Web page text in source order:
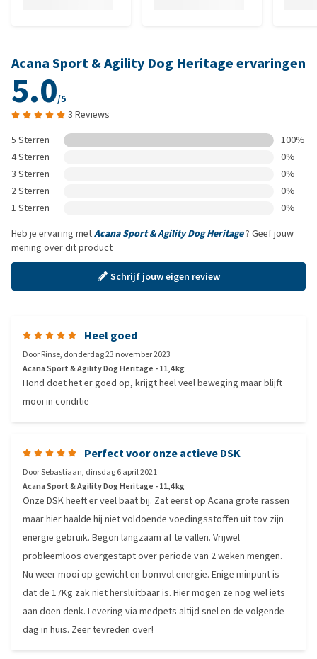
Acana Sport & Agility Dog Heritage ervaringen
5.0/5
3 Reviews
5 Sterren
100%
4 Sterren
0%
3 Sterren
0%
2 Sterren
0%
1 Sterren
0%
Heb je ervaring metAcana Sport & Agility Dog Heritage? Geef jouw
mening over dit product
Schrijf jouw eigen review
Heel goed
DoorRinse, donderdag 23 november 2023
Acana Sport & Agility Dog Heritage - 11,4 kg
Hond doet het er goed op, krijgt heel veel beweging maar blijft
mooi in conditie
Perfect voor onze actieve DSK
DoorSebastiaan, dinsdag 6 april 2021
Acana Sport & Agility Dog Heritage - 11,4 kg
Onze DSK heeft er veel baat bij. Zat eerst op Acana grote rassen
maar hier haalde hij niet voldoende voedingsstoffen uit tov zijn
energie gebruik. Begon langzaam af te vallen. Vrijwel
probleemloos overgestapt over periode van 2 weken mengen.
Nu weer mooi op gewicht en bomvol energie. Enige minpunt is
dat de 17Kg zak niet hersluitbaar is. Hier mogen ze nog wel iets
aan doen denk. Levering via medpets altijd snel en de volgende
dag in huis. Zeer tevreden over!